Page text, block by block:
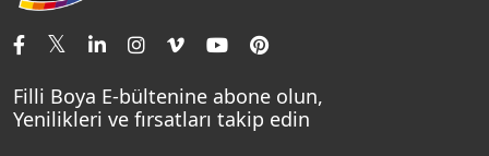
Tavan Boyaları
Ev Bakım ve Hobi Boyaları
Yatak Odası Renkleri
Sentomaxx Sentetik Boya
Sentomaxx İpeksi Mat
Momento Life
Şampanya Rengi
Açık Mavi Rengi
İletişim Bilgilerimiz
Renk Danışma
Filli Ustam
Sıkça Sorulan Sorular
Ücretsiz Yalıtım Keşif Hizmeti
Filli Boya E-bültenine abone olun,
Yenilikleri ve fırsatları takip edin